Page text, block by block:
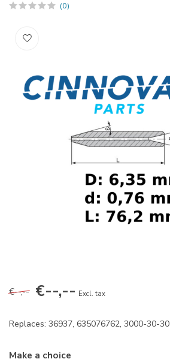
(0)
€--,-- €--,-- Excl. tax
Replaces: 36937, 635076762, 3000-30-30
Make a choice